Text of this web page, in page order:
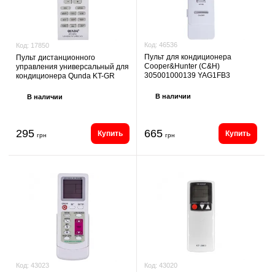
Код: 17850
Пульт дистанционного
управления универсальный для
кондиционера Qunda KT-GR
В наличии
295 грн Купить
Код: 46536
Пульт для кондиционера
Cooper&Hunter (C&H)
305001000139 YAG1FB3
В наличии
665 грн Купить
Код: 43023 Код: 43020